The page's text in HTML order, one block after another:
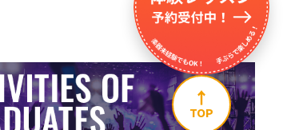
↑
TOP